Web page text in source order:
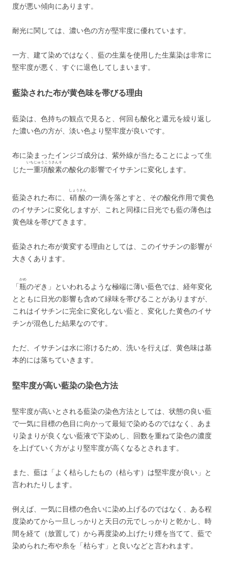
度が悪い傾向にあります。
耐光に関しては、濃い色の方が堅牢度に優れています。
一方、建て染めではなく、藍の生葉を使用した生葉染は非常に
堅牢度が悪く、すぐに退色してしまいます。
藍染された布が黄色味を帯びる理由
藍染は、色持ちの観点で見ると、何回も酸化と還元を繰り返し
た濃い色の方が、淡い色より堅牢度が良いです。
布に染まったインジゴ成分は、紫外線が当たることによって生
じた一重項酸素
いちじゅうこうさんそ
の酸化の影響でイサチンに変化します。
藍染された布に、 硝酸
しょうさん
の一滴を落とすと、その酸化作用で黄色
のイサチンに変化しますが、これと同様に日光でも藍の薄色は
黄色味を帯びてきます。
藍染された布が黄変する理由としては、このイサチンの影響が
大きくあります。
「瓶
かめ
のぞき」といわれるような極端に薄い藍色では、経年変化
とともに日光の影響も含めて緑味を帯びることがありますが、
これはイサチンに完全に変化しない藍と、変化した黄色のイサ
チンが混色した結果なのです。
ただ、イサチンは水に溶けるため、洗いを行えば、黄色味は基
本的には落ちていきます。
堅牢度が高い藍染の染色方法
堅牢度が高いとされる藍染の染色方法としては、状態の良い藍
で一気に目標の色目に向かって最短で染めるのではなく、あま
り染まりが良くない藍液で下染めし、回数を重ねて染色の濃度
を上げていく方がより堅牢度が高くなるとされます。
また、藍は「よく枯らしたもの（枯らす）は堅牢度が良い」と
言われたりします。
例えば、一気に目標の色合いに染め上げるのではなく、ある程
度染めてから一旦しっかりと天日の元でしっかりと乾かし、時
間を経て（放置して）から再度染め上げたり煙を当てて、藍で
染められた布や糸を「枯らす」と良いなどと言われます。